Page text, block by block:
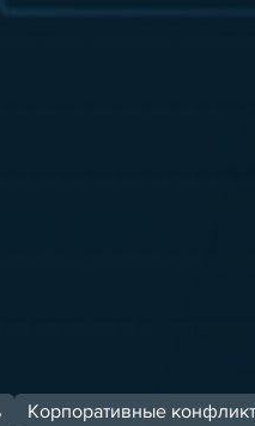
Корпоративные